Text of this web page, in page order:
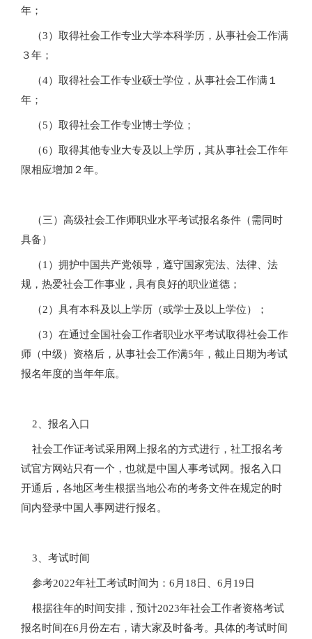
年；
（3）取得社会工作专业大学本科学历，从事社会工作满
３年；
（4）取得社会工作专业硕士学位，从事社会工作满１
年；
（5）取得社会工作专业博士学位；
（6）取得其他专业大专及以上学历，其从事社会工作年
限相应增加２年。
（三）高级社会工作师职业水平考试报名条件（需同时
具备）
（1）拥护中国共产党领导，遵守国家宪法、法律、法
规，热爱社会工作事业，具有良好的职业道德；
（2）具有本科及以上学历（或学士及以上学位）；
（3）在通过全国社会工作者职业水平考试取得社会工作
师（中级）资格后，从事社会工作满5年，截止日期为考试
报名年度的当年年底。
2、报名入口
社会工作证考试采用网上报名的方式进行，社工报名考
试官方网站只有一个，也就是中国人事考试网。报名入口
开通后，各地区考生根据当地公布的考务文件在规定的时
间内登录中国人事网进行报名。
3、考试时间
参考2022年社工考试时间为：6月18日、6月19日
根据往年的时间安排，预计2023年社会工作者资格考试
报名时间在6月份左右，请大家及时备考。具体的考试时间